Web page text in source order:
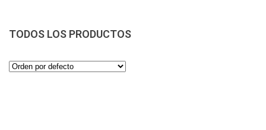
TODOS LOS PRODUCTOS